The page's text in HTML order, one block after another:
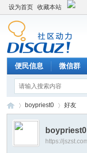
设为首页 收藏本站
便民信息 微信群
›
boypriest0 好友
boypriest0
https://